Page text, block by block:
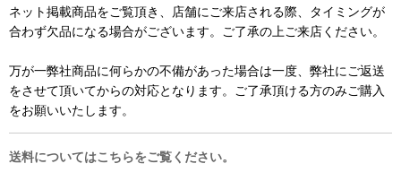
ネット掲載商品をご覧頂き、店舗にご来店される際、タイミングが
合わず欠品になる場合がございます。ご了承の上ご来店ください。
万が一弊社商品に何らかの不備があった場合は一度、弊社にご返送
をさせて頂いてからの対応となります。ご了承頂ける方のみご購入
をお願いいたします。
送料についてはこちらをご覧ください。